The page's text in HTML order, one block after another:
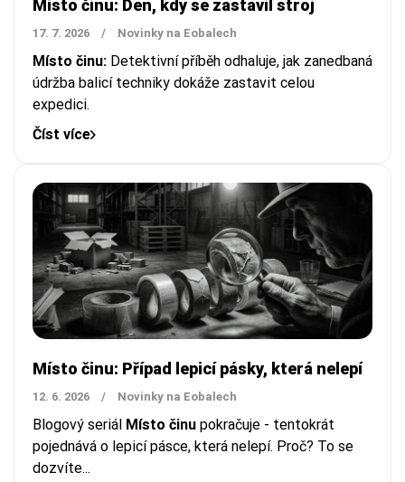
Místo činu: Den, kdy se zastavil stroj
17. 7. 2026 / Novinky na Eobalech
Místo činu: Detektivní příběh odhaluje, jak zanedbaná
údržba balicí techniky dokáže zastavit celou
expedici.
Číst více
Místo činu: Případ lepicí pásky, která nelepí
12. 6. 2026 / Novinky na Eobalech
Blogový seriál Místo činu pokračuje - tentokrát
pojednává o lepicí pásce, která nelepí. Proč? To se
dozvíte...